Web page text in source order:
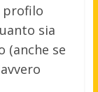
profilo
sia
(anche se